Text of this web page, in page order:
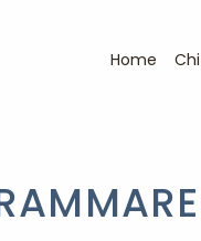
Home